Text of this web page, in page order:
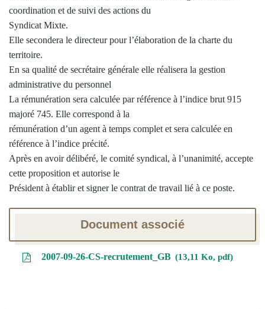
coordination et de suivi des actions du
Syndicat Mixte.
Elle secondera le directeur pour l’élaboration de la charte du
territoire.
En sa qualité de secrétaire générale elle réalisera la gestion
administrative du personnel
La rémunération sera calculée par référence à l’indice brut 915
majoré 745. Elle correspond à la
rémunération d’un agent à temps complet et sera calculée en
référence à l’indice précité.
Après en avoir délibéré, le comité syndical, à l’unanimité, accepte
cette proposition et autorise le
Président à établir et signer le contrat de travail lié à ce poste.
Document associé
2007-09-26-CS-recrutement_GB 13,11 Ko, pdf